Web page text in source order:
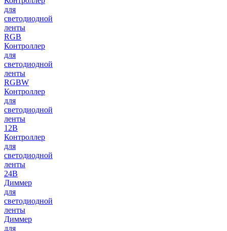
для
светодиодной
ленты
RGB
Контроллер
для
светодиодной
ленты
RGBW
Контроллер
для
светодиодной
ленты
12В
Контроллер
для
светодиодной
ленты
24В
Диммер
для
светодиодной
ленты
Диммер
для